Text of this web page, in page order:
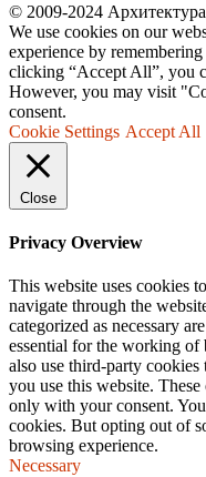
© 2009-2024
We use cookies on our
experience by
clicking “Accept All”, you
However, you may visit
consent.
Cookie Settings Accept All
Close
Privacy Overview
This website uses cookies
navigate through the
categorized as necessary
essential for the working of
also use third-party
you use this website.
only with your consent.
cookies. But opting out of
browsing experience.
Necessary